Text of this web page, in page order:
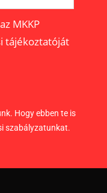
MKKP
tájékoztatóját
Hogy ebben te is
szabályzatunkat.